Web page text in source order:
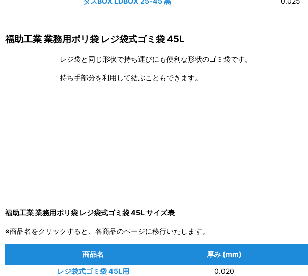
福助工業 業務用ポリ袋 レジ袋式ゴミ袋 45L
レジ袋と同じ形状で持ち運びにも便利な形状のゴミ袋です。
持ち手部分を利用して結ぶこともできます。
福助工業 業務用ポリ袋 レジ袋式ゴミ袋 45L サイズ表
※商品名をクリックすると、各商品のページに移行いたします。
商品名 厚み (mm)
レジ袋式ゴミ袋 45L用
0.020